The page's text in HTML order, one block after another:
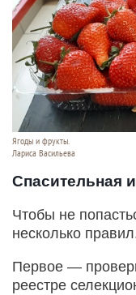
Ягоды и фрукты.
Лариса Васильева
Спасительная
Чтобы не
несколько
Первое —
реестре